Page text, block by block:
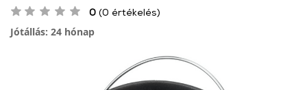
0 (0 értékelés)
Jótállás: 24 hónap